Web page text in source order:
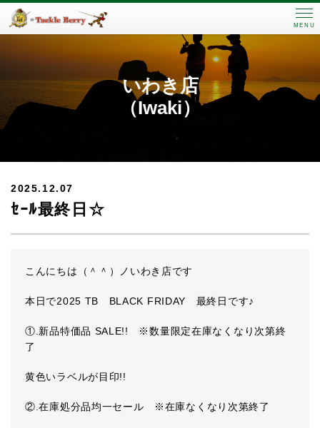
MENU
いわき店
（Iwaki）
2025.12.07
ｾｰﾙ最終日☆
こんにちは（＾＾）ノいわき店です
本日で2025 TB BLACK FRIDAY 最終日です♪
①.新品特価品 SALE!! ※数量限定在庫なくなり次第終
了
黄色いラベルが目印!!
②.在庫処分品均一セール ※在庫なくなり次第終了